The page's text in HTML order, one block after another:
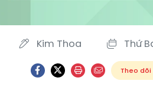
Kim Thoa Thứ
Theo dõi